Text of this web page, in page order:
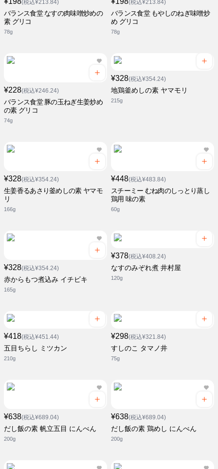
(税込¥213.84)
バランス食堂 なすの肉味噌炒めの
素 グリコ
78g
(税込¥213.84)
バランス食堂 もやしのねぎ味噌炒
め グリコ
78g
¥228(税込¥246.24)
バランス食堂 豚の玉ねぎ生姜炒め
の素 グリコ
74g
¥328(税込¥354.24)
地鶏釜めしの素 ヤマモリ
215g
¥328(税込¥354.24)
生姜香るあさり釜めしの素 ヤマモ
リ
166g
¥448(税込¥483.84)
スチーミー むね肉のしっとり蒸し
鶏用 味の素
60g
¥328(税込¥354.24)
赤からもつ煮込み イチビキ
165g
¥378(税込¥408.24)
なすのみぞれ煮 井村屋
120g
¥418(税込¥451.44)
五目ちらし ミツカン
210g
¥298(税込¥321.84)
すしのこ タマノ井
75g
¥638(税込¥689.04)
だし飯の素 帆立五目 にんべん
200g
¥638(税込¥689.04)
だし飯の素 鶏めし にんべん
200g